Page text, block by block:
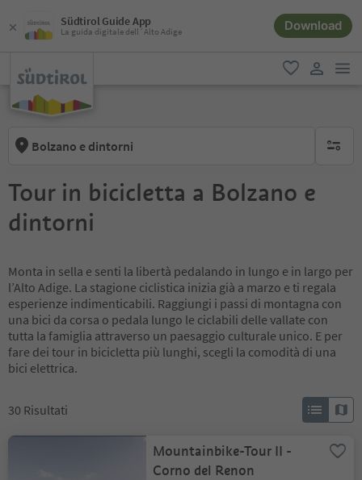
Südtirol Guide App
La guida digitale dell´Alto Adige Download
favoriti
Bolzano e dintorni
Tour in bicicletta a Bolzano e
dintorni
Monta in sella e senti la libertà pedalando in lungo e in largo per
l’Alto Adige. La stagione ciclistica inizia già a marzo e ti regala
esperienze indimenticabili. Raggiungi i passi di montagna con
una bici da corsa o pedala lungo le ciclabili delle vallate con
tutta la famiglia attraverso un paesaggio culturale unico. E per
fare dei tour in bicicletta più lunghi, scegli la comodità di una
bici elettrica.
30 Risultati
Mountainbike-Tour II -
Corno del Renon